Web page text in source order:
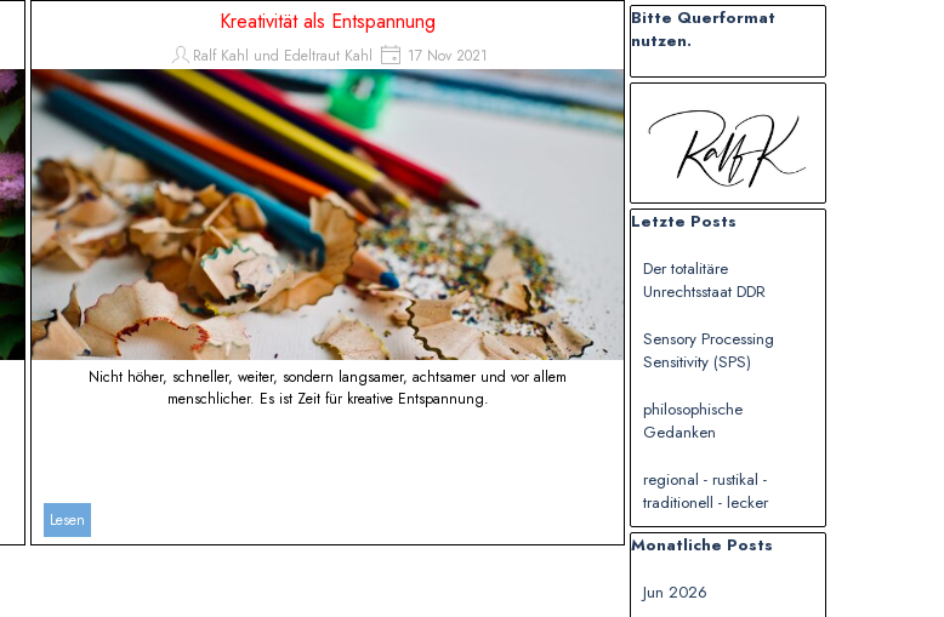
Kreativität als Entspannung
Ralf Kahl und Edeltraut Kahl 17 Nov 2021
Nicht höher, schneller, weiter, sondern langsamer, achtsamer und vor allem
menschlicher. Es ist Zeit für kreative Entspannung.
Lesen
Block überspringen Bitte Querformat
Bitte Querformat
nutzen.
Block überspringen Letzte Posts
Letzte Posts
Der totalitäre
Unrechtsstaat DDR
Sensory Processing
Sensitivity (SPS)
philosophische
Gedanken
regional - rustikal -
traditionell - lecker
Block überspringen Monatliche Posts
Monatliche Posts
Jun 2026